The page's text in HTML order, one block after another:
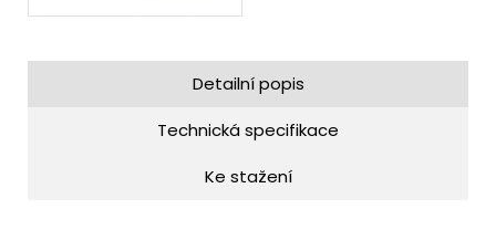
Detailní popis
Technická specifikace
Ke stažení